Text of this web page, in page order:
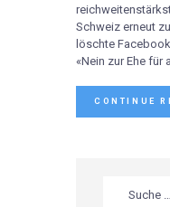
Schweiz erneut
löschte
«Nein zur Ehe für
CONTINUE